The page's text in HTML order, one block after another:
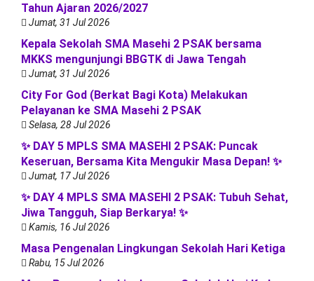
Tahun Ajaran 2026/2027
Jumat, 31 Jul 2026
Kepala Sekolah SMA Masehi 2 PSAK bersama
MKKS mengunjungi BBGTK di Jawa Tengah
Jumat, 31 Jul 2026
City For God (Berkat Bagi Kota) Melakukan
Pelayanan ke SMA Masehi 2 PSAK
Selasa, 28 Jul 2026
✨ DAY 5 MPLS SMA MASEHI 2 PSAK: Puncak
Keseruan, Bersama Kita Mengukir Masa Depan! ✨
Jumat, 17 Jul 2026
✨ DAY 4 MPLS SMA MASEHI 2 PSAK: Tubuh Sehat,
Jiwa Tangguh, Siap Berkarya! ✨
Kamis, 16 Jul 2026
Masa Pengenalan Lingkungan Sekolah Hari Ketiga
Rabu, 15 Jul 2026